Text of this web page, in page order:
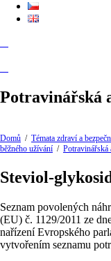
Potravinářská
Domů / Témata zdraví a
běžného užívání / Potravinářská
Steviol-
Seznam povolených
(EU) č. 1129/2011 ze
nařízení Evropského
vytvořením seznamu